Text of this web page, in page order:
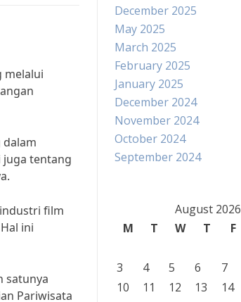
melalui
juga tentang
film
ini
satunya
Pariwisata
December 2025
May 2025
March 2025
February 2025
January 2025
December 2024
November 2024
October 2024
September 2024
August 2026
M
T W T F
3
4 5 6 7
10
11 12 13 14